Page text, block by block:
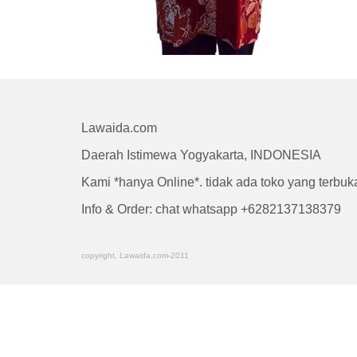
Lawaida.com
Daerah Istimewa Yogyakarta, INDONESIA
Kami *hanya Online*. tidak ada toko yang
Info & Order: chat whatsapp +6282137138379
copyright, Lawaida.com-2011